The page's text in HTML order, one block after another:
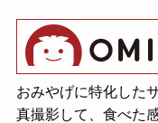
おみやげに特化した
真撮影して、食べた